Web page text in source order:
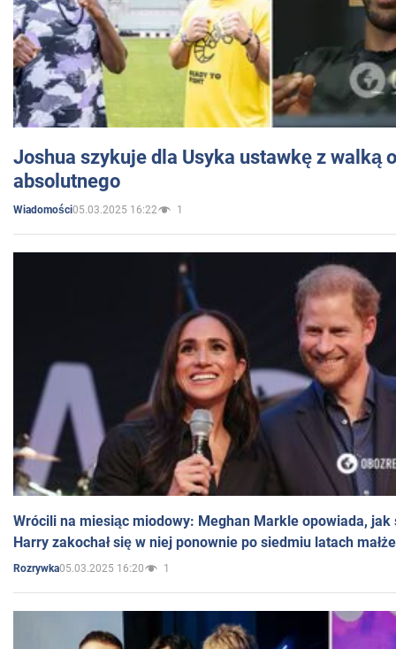
Joshua szykuje dla Usyka ustawkę z walką
absolutnego
Wiadomości05.03.2025 16:22 1
Wrócili na miesiąc miodowy: Meghan Markle opowiada, jak
Harry zakochał się w niej ponownie po siedmiu latach
Rozrywka05.03.2025 16:20 1